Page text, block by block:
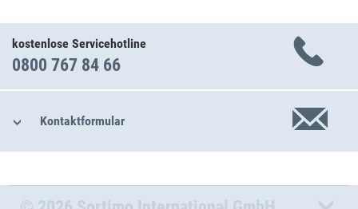
kostenlose Servicehotline
0800 767 84 66
Kontaktformular